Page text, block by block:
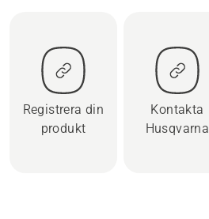
Registrera din
produkt
Kontakta
Husqvarna